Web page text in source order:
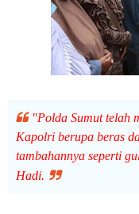
"Polda Sumut telah
Kapolri berupa beras
tambahannya seperti
Hadi.